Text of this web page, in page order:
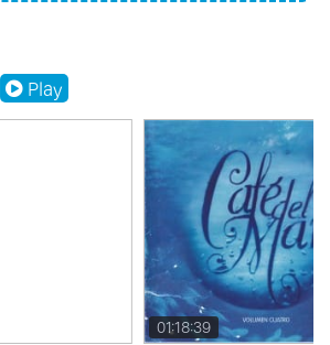
Play
01:18:39